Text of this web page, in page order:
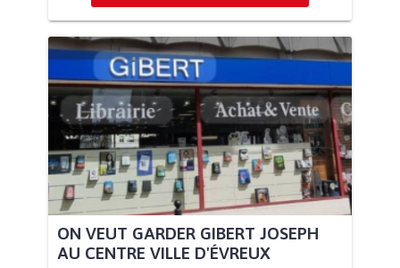
ON VEUT GARDER GIBERT JOSEPH
AU CENTRE VILLE D'ÉVREUX